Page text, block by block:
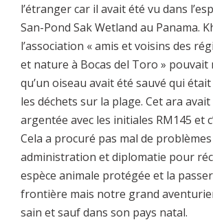
l’étranger car il avait été vu dans
San-Pond Sak Wetland au Panama.
l’association « amis et voisins des
et nature à Bocas del Toro »
qu’un oiseau avait été sauvé qui
les déchets sur la plage. Cet ara
argentée avec les initiales RM145 et
Cela a procuré pas mal de
administration et diplomatie pour
espèce animale protégée et la
frontière mais notre grand
sain et sauf dans son pays natal.